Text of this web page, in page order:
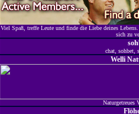
Viel Spaß, treffe Leute und finde die Liebe deines
sich zu
chat, sohbet,
Welli
Naturgetreues